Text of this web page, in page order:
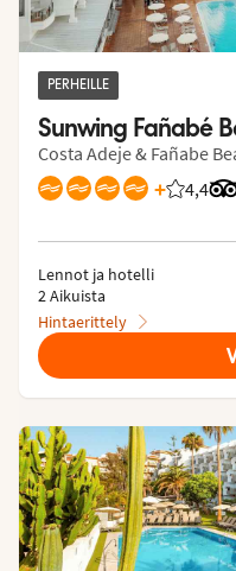
PERHEILLE
Sunwing Fañabé
Costa Adeje & Fañabe
+ 4,4
Lennot ja hotelli
2 Aikuista
Hintaerittely